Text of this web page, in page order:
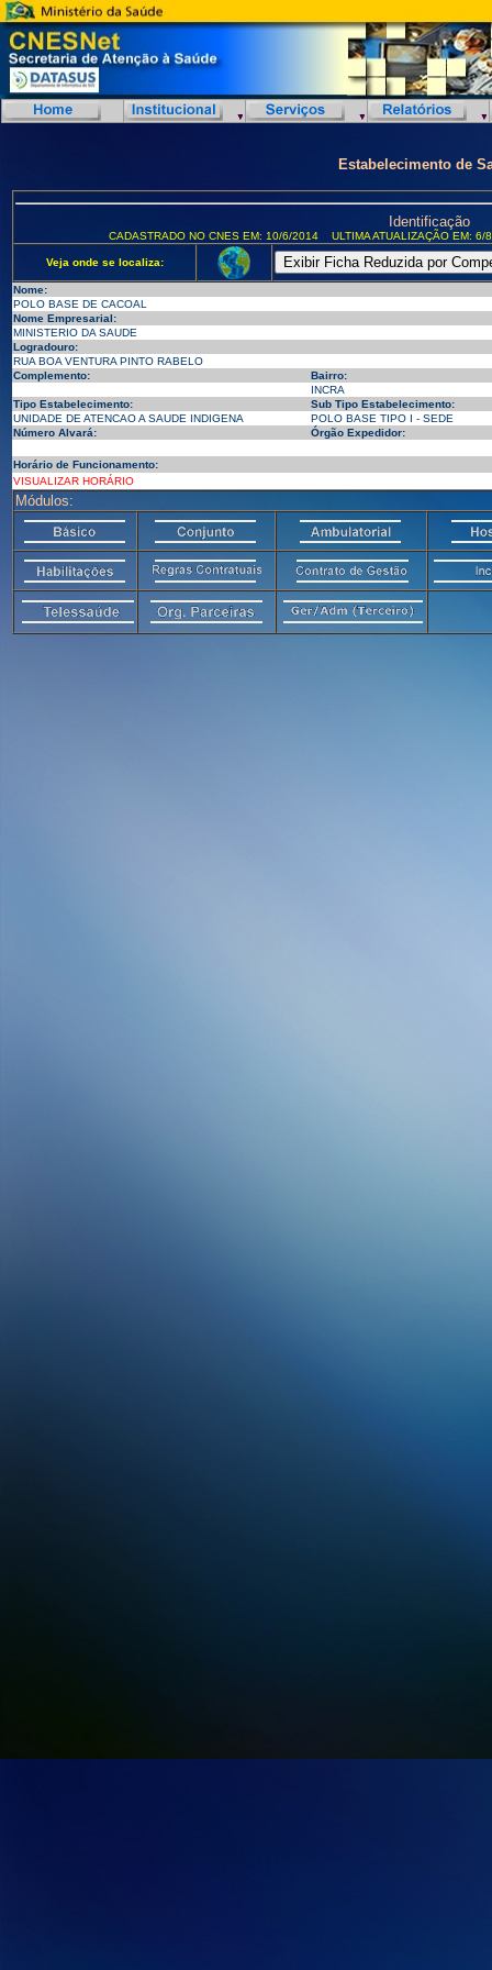
Estabelecimento de
Identificação
CADASTRADO NO CNES EM: 10/6/2014 ULTIMA ATUALIZAÇÃO EM:
Veja onde se localiza:
Nome:
POLO BASE DE CACOAL
Nome Empresarial:
MINISTERIO DA SAUDE
Logradouro:
RUA BOA VENTURA PINTO RABELO
Complemento:
Bairro:
INCRA
Tipo Estabelecimento:
Sub Tipo Estabelecimento:
UNIDADE DE ATENCAO A SAUDE INDIGENA
POLO BASE TIPO I - SEDE
Número Alvará:
Órgão Expedidor:
Horário de Funcionamento:
VISUALIZAR HORÁRIO
Módulos: